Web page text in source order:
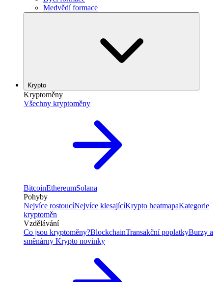
Medvědí formace
Krypto
Kryptoměny
Všechny kryptoměny
BitcoinEthereumSolana
Pohyby
Nejvíce rostoucíNejvíce klesajícíKrypto heatmapaKategorie
kryptoměn
Vzdělávání
Co jsou kryptoměny?BlockchainTransakční poplatkyBurzy a
směnárny Krypto novinky